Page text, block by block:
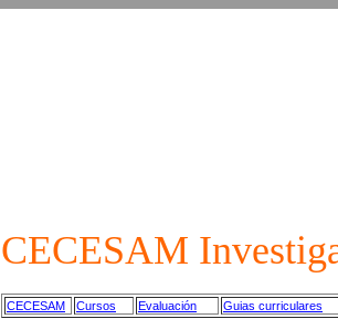
CECESAM
CECESAM Cursos Evaluación Guias curriculares